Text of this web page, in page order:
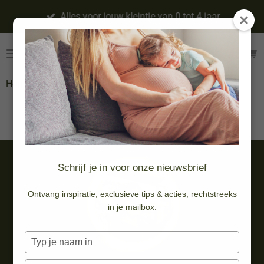
Schrijf je in voor onze nieuwsbrief
Ontvang inspiratie, exclusieve tips & acties, rechtstreeks
in je mailbox.
Typ
je
direct
de
hoofdinhoud
Alles voor jouw kleintje van 0 tot 4 jaar
Home » Merken » Scoot and ride
Scoot and ride